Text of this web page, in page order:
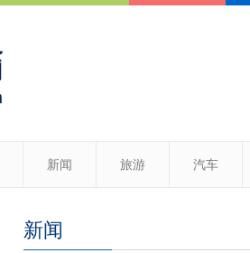
新闻 旅游 汽车
新闻